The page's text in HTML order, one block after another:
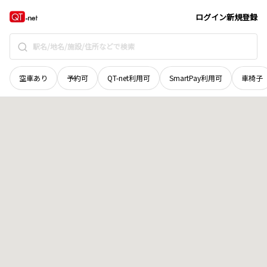
ログイン新規登録
空車あり 予約可 QT-net利用可 SmartPay利用可 車椅子
北海道